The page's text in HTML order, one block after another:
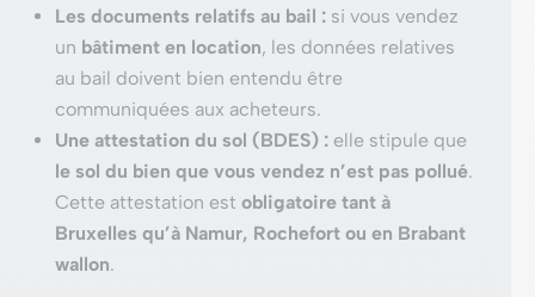
Les documents relatifs au bail : si vous vendez
un bâtiment en location, les données relatives
au bail doivent bien entendu être
communiquées aux acheteurs.
Une attestation du sol (BDES) : elle stipule que
le sol du bien que vous vendez n’est pas pollué.
Cette attestation est obligatoire tant à
Bruxelles qu’à Namur, Rochefort ou en Brabant
wallon.